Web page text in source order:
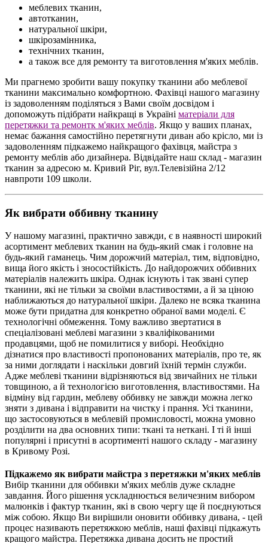
меблевих тканин,
автотканин,
натуральної шкіри,
шкірозамінника,
технічних тканин,
а також все для ремонту та виготовлення м'яких меблів.
Ми прагнемо зробити вашу покупку тканини або меблевої
тканини максимально комфортною. Фахівці нашого магазину
із задоволенням поділяться з Вами своїм досвідом і
допоможуть підібрати найкращі в Україні матеріали для
перетяжки та ремонтк м'яких меблів. Якщо у ваших планах,
немає бажання самостійно перетягнути диван або крісло, ми із
задоволенням підкажемо найкращого фахівця, майстра з
ремонту меблів або дизайнера. Відвідайте наш склад - магазин
тканин за адресою м. Кривий Ріг, вул.Телевізійна 2/12
навпроти 109 школи.
Як вибрати оббивну тканину
У нашому магазині, практично завжди, є в наявності широкий
асортимент меблевих тканин на будь-який смак і головне на
будь-який гаманець. Чим дорожчий матеріал, тим, відповідно,
вища його якість і зносостійкість. До найдорожчих оббивних
матеріалів належить шкіра. Однак існують і так звані супер
тканини, які не тільки за своїми властивостями, а й за ціною
наближаються до натуральної шкіри. Далеко не всяка тканина
може бути придатна для конкретно обраної вами моделі. Є
технологічні обмеження. Тому важливо звертатися в
спеціалізовані меблеві магазини з кваліфікованими
продавцями, щоб не помилитися у виборі. Необхідно
дізнатися про властивості пропонованих матеріалів, про те, як
за ними доглядати і наскільки довгий їхній термін служби.
Адже меблеві тканини відрізняються від звичайних не тільки
товщиною, а й технологією виготовлення, властивостями. На
відміну від гардин, меблеву оббивку не завжди можна легко
зняти з дивана і відправити на чистку і прання. Усі тканини,
що застосовуються в меблевій промисловості, можна умовно
розділити на два основних типи: ткані та неткані. І ті й інші
популярні і присутні в асортименті нашого складу - магазину
в Кривому Розі.
Підкажемо як вибрати майстра з перетяжки м'яких меблів
Вибір тканини для оббивки м'яких меблів дуже складне
завдання. Його рішення ускладнюється величезним вибором
малюнків і фактур тканин, які в свою чергу ще й поєднуються
між собою. Якщо Ви вирішили оновити оббивку дивана, - цей
процес називають перетяжкою меблів, наші фахівці підкажуть
кращого майстра. Перетяжка дивана досить не простий